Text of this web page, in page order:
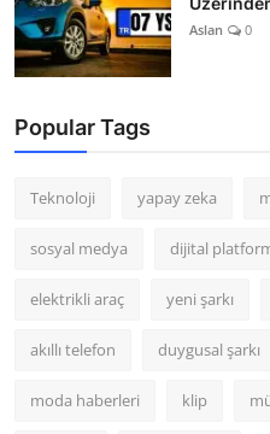
Aslan 0
Popular Tags
Teknoloji yapay zeka
sosyal medya dijital
elektrikli araç yeni şarkı
akıllı telefon duygusal şarkı
moda haberleri klip